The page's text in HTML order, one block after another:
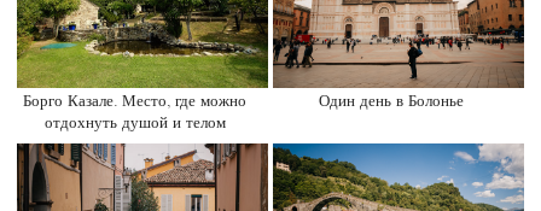
Борго Казале. Место, где можно
отдохнуть душой и телом
Один день в Болонье